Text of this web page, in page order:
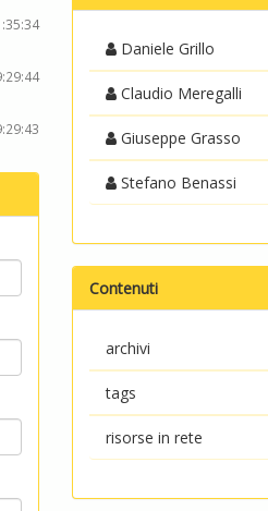
Daniele Grillo
Claudio Meregalli
Giuseppe Grasso
Stefano Benassi
Contenuti
archivi
tags
risorse in rete